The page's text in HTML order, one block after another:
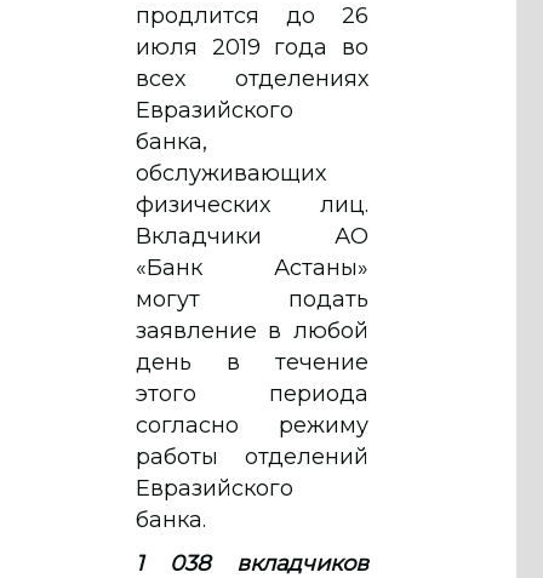
продлится до 26
июля 2019 года во
всех отделениях
Евразийского
банка,
обслуживающих
физических лиц.
Вкладчики АО
«Банк Астаны»
могут подать
заявление в любой
день в течение
этого периода
согласно режиму
работы отделений
Евразийского
банка.
1 038 вкладчиков